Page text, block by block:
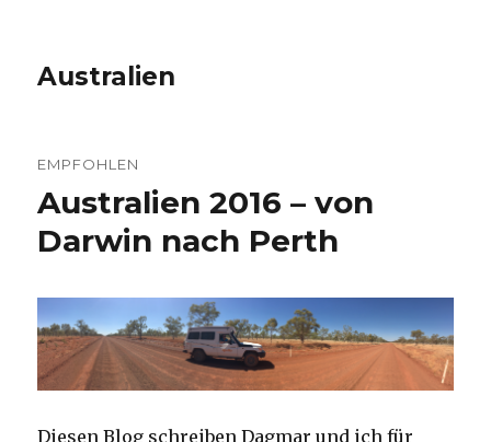
Australien
EMPFOHLEN
Australien 2016 – von
Darwin nach Perth
Diesen Blog schreiben Dagmar und ich für